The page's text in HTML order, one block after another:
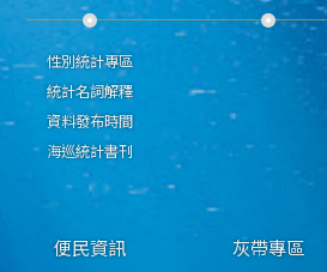
性別統計專區
統計名詞解釋
資料發布時間
海巡統計書刊
便民資訊 灰帶專區